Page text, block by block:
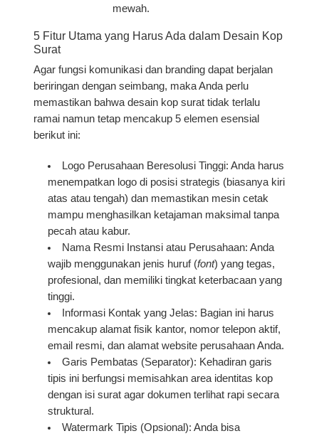
mewah.
5 Fitur Utama yang Harus Ada dalam Desain Kop
Surat
Agar fungsi komunikasi dan branding dapat berjalan
beriringan dengan seimbang, maka Anda perlu
memastikan bahwa desain kop surat tidak terlalu
ramai namun tetap mencakup 5 elemen esensial
berikut ini:
Logo Perusahaan Beresolusi Tinggi: Anda harus
menempatkan logo di posisi strategis (biasanya kiri
atas atau tengah) dan memastikan mesin cetak
mampu menghasilkan ketajaman maksimal tanpa
pecah atau kabur.
Nama Resmi Instansi atau Perusahaan: Anda
wajib menggunakan jenis huruf (font) yang tegas,
profesional, dan memiliki tingkat keterbacaan yang
tinggi.
Informasi Kontak yang Jelas: Bagian ini harus
mencakup alamat fisik kantor, nomor telepon aktif,
email resmi, dan alamat website perusahaan Anda.
Garis Pembatas (Separator): Kehadiran garis
tipis ini berfungsi memisahkan area identitas kop
dengan isi surat agar dokumen terlihat rapi secara
struktural.
Watermark Tipis (Opsional): Anda bisa